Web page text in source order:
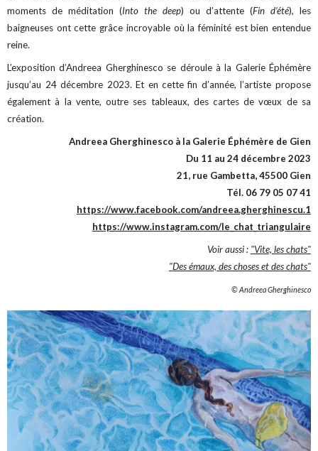
moments de méditation (Into the deep) ou d’attente (Fin d’été), les
baigneuses ont cette grâce incroyable où la féminité est bien entendue
reine.
L’exposition d’Andreea Gherghinesco se déroule à la Galerie Éphémère
jusqu’au 24 décembre 2023. Et en cette fin d’année, l’artiste propose
également à la vente, outre ses tableaux, des cartes de vœux de sa
création.
Andreea Gherghinesco à la Galerie Éphémère de Gien
Du 11 au 24 décembre 2023
21, rue Gambetta, 45500 Gien
Tél. 06 79 05 07 41
https://www.facebook.com/andreea.gherghinescu.1
https://www.instagram.com/le_chat_triangulaire
Voir aussi : "Vite, les chats"
"Des émaux, des choses et des chats"
© Andreea Gherghinesco